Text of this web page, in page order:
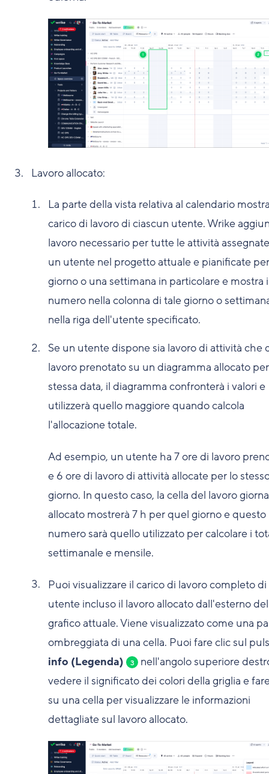
Lavoro allocato:
La parte della vista relativa al calendario
carico di lavoro di ciascun utente. Wrike
lavoro necessario per tutte le attività
un utente nel progetto attuale e pianificate
giorno o una settimana in particolare e mostra
numero nella colonna di tale giorno o
nella riga dell'utente specificato.
Se un utente dispone sia lavoro di attività che
lavoro prenotato su un diagramma allocato
stessa data, il diagramma confronterà i valori e
utilizzerà quello maggiore quando calcola
l'allocazione totale.
Ad esempio, un utente ha 7 ore di lavoro
e 6 ore di lavoro di attività allocate per lo
giorno. In questo caso, la cella del lavoro
allocato mostrerà 7 h per quel giorno e questo
numero sarà quello utilizzato per calcolare i
settimanale e mensile.
Puoi visualizzare il carico di lavoro completo
utente incluso il lavoro allocato dall'esterno del
grafico attuale. Viene visualizzato come una
ombreggiata di una cella. Puoi fare clic sul
info (Legenda)
3
nell'angolo superiore
vedere il significato dei colori della griglia e
su una cella per visualizzare le informazioni
dettagliate sul lavoro allocato.